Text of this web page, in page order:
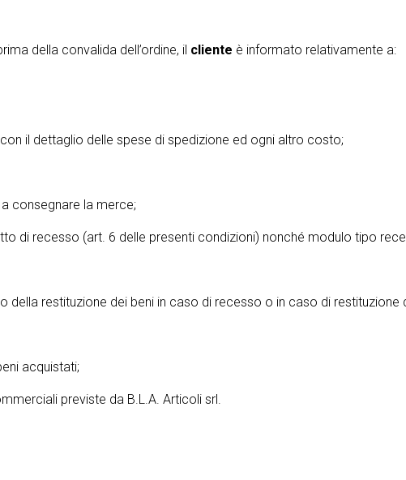
della convalida dell’ordine, il cliente è informato relativamente a:
il dettaglio delle spese di spedizione ed ogni altro costo;
consegnare la merce;
di recesso (art. 6 delle presenti condizioni) nonché modulo tipo
della restituzione dei beni in caso di recesso o in caso di
acquistati;
previste da B.L.A. Articoli srl.